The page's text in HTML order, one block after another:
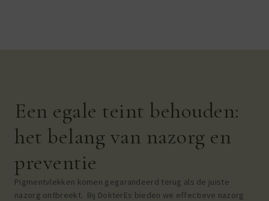
Een egale teint behouden:
het belang van nazorg en
preventie
Pigmentvlekken komen gegarandeerd terug als de juiste
nazorg ontbreekt. Bij DokterEs bieden we effectieve nazorg